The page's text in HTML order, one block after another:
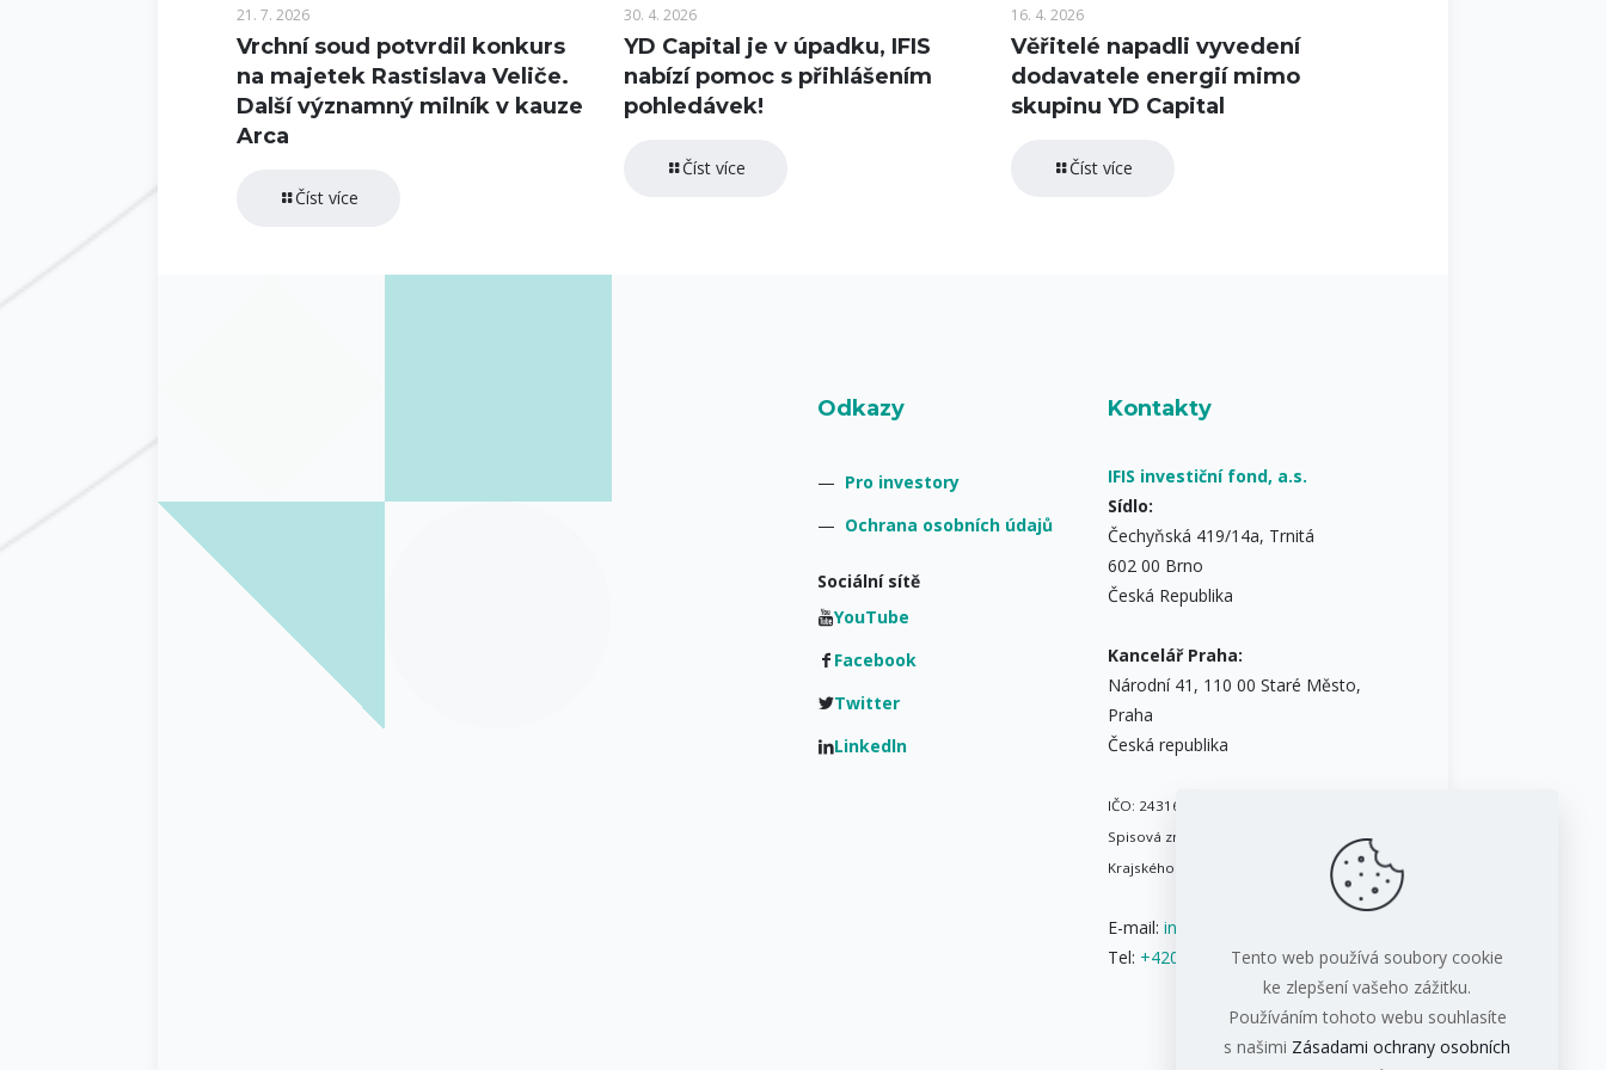
21. 7. 2026
Vrchní soud potvrdil konkurs
na majetek Rastislava Veliče.
Další významný milník v kauze
Arca
Číst více
30. 4. 2026
YD Capital je v úpadku, IFIS
nabízí pomoc s přihlášením
pohledávek!
Číst více
16. 4. 2026
Věřitelé napadli vyvedení
dodavatele energií mimo
skupinu YD Capital
Číst více
Odkazy
— Pro investory
— Ochrana osobních údajů
Sociální sítě
YouTube
Facebook
Twitter
Linkedln
Kontakty
IFIS investiční fond, a.s.
Sídlo:
Čechyňská 419/14a, Trnitá
602 00 Brno
Česká Republika
Kancelář Praha:
Národní 41, 110 00 Staré Město,
Praha
Česká republika
IČO: 24316717
Spisová značka: B 8086 vedená u
Krajského soudu v Brně
E-mail: info@ifis.cz
Tel: +420 543 211 084Tento web používá soubory cookie
ke zlepšení vašeho zážitku.
Používáním tohoto webu souhlasíte
s našimi Zásadami ochrany osobních